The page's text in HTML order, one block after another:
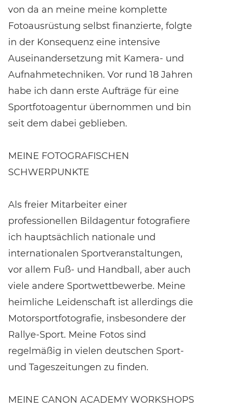
von da an meine meine komplette
Fotoausrüstung selbst finanzierte, folgte
in der Konsequenz eine intensive
Auseinandersetzung mit Kamera- und
Aufnahmetechniken. Vor rund 18 Jahren
habe ich dann erste Aufträge für eine
Sportfotoagentur übernommen und bin
seit dem dabei geblieben.
MEINE FOTOGRAFISCHEN
SCHWERPUNKTE
Als freier Mitarbeiter einer
professionellen Bildagentur fotografiere
ich hauptsächlich nationale und
internationalen Sportveranstaltungen,
vor allem Fuß- und Handball, aber auch
viele andere Sportwettbewerbe. Meine
heimliche Leidenschaft ist allerdings die
Motorsportfotografie, insbesondere der
Rallye-Sport. Meine Fotos sind
regelmäßig in vielen deutschen Sport-
und Tageszeitungen zu finden.
MEINE CANON ACADEMY WORKSHOPS